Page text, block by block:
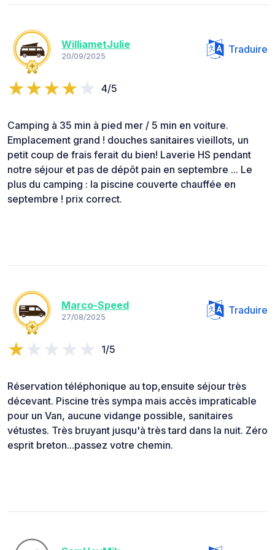
WilliametJulie
20/09/2025
Traduire
4/5
Camping à 35 min à pied mer / 5 min en voiture.
Emplacement grand ! douches sanitaires vieillots, un
petit coup de frais ferait du bien! Laverie HS pendant
notre séjour et pas de dépôt pain en septembre ... Le
plus du camping : la piscine couverte chauffée en
septembre ! prix correct.
Marco-Speed
27/08/2025
Traduire
1/5
Réservation téléphonique au top,ensuite séjour très
décevant. Piscine très sympa mais accès impraticable
pour un Van, aucune vidange possible, sanitaires
vétustes. Très bruyant jusqu'à très tard dans la nuit. Zéro
esprit breton...passez votre chemin.